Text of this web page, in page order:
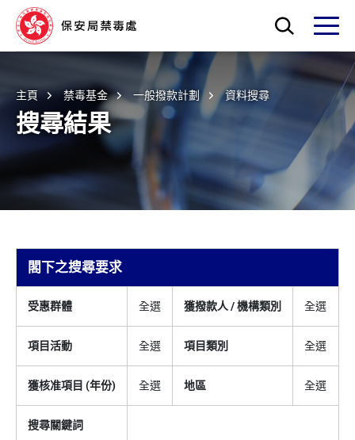
Skip to main content
打開搜索框
打開
主頁 禁毒基金 一般撥款計劃 資料搜尋
搜尋結果
閣下之搜尋要求
受惠群體 全選 獲撥款人 / 機構類別 全選
項目活動 全選 項目類別 全選
獲核准項目 (年份) 全選 地區 全選
搜尋關鍵詞